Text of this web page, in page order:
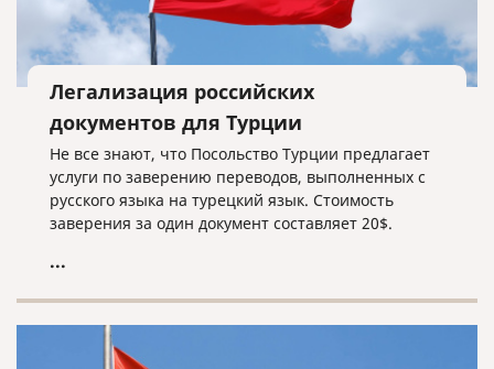
Легализация российских
документов для Турции
Не все знают, что Посольство Турции предлагает
услуги по заверению переводов, выполненных с
русского языка на турецкий язык. Стоимость
заверения за один документ составляет 20$.
документов происходит на следующий рабочий
...